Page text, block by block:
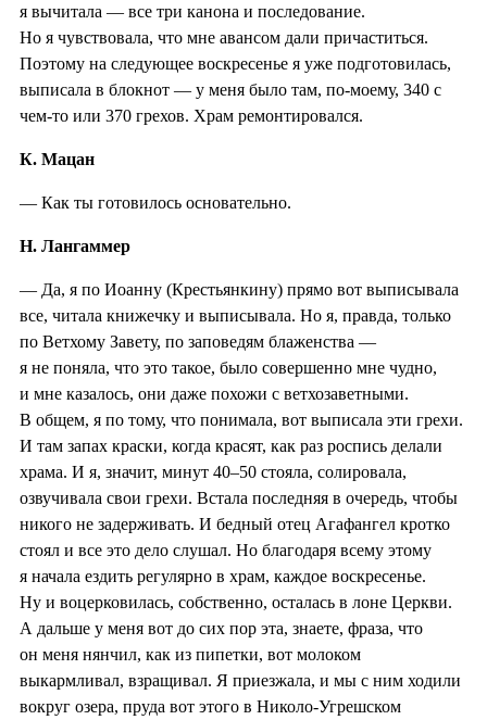
я вычитала — все три канона и последование.
Но я чувствовала, что мне авансом дали причаститься.
Поэтому на следующее воскресенье я уже подготовилась,
выписала в блокнот — у меня было там, по-моему, 340 с
чем-то или 370 грехов. Храм ремонтировался.
К. Мацан
— Как ты готовилось основательно.
Н. Лангаммер
— Да, я по Иоанну (Крестьянкину) прямо вот выписывала
все, читала книжечку и выписывала. Но я, правда, только
по Ветхому Завету, по заповедям блаженства —
я не поняла, что это такое, было совершенно мне чудно,
и мне казалось, они даже похожи с ветхозаветными.
В общем, я по тому, что понимала, вот выписала эти грехи.
И там запах краски, когда красят, как раз роспись делали
храма. И я, значит, минут 40–50 стояла, солировала,
озвучивала свои грехи. Встала последняя в очередь, чтобы
никого не задерживать. И бедный отец Агафангел кротко
стоял и все это дело слушал. Но благодаря всему этому
я начала ездить регулярно в храм, каждое воскресенье.
Ну и воцерковилась, собственно, осталась в лоне Церкви.
А дальше у меня вот до сих пор эта, знаете, фраза, что
он меня нянчил, как из пипетки, вот молоком
выкармливал, взращивал. Я приезжала, и мы с ним ходили
вокруг озера, пруда вот этого в Николо-Угрешском